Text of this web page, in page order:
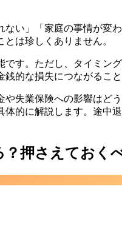
い」「家庭の事情が変
は珍しくありません。
す。ただし、タイミング
銭的な損失につながること
失業保険への影響はど
的に解説します。途中
押さえておく